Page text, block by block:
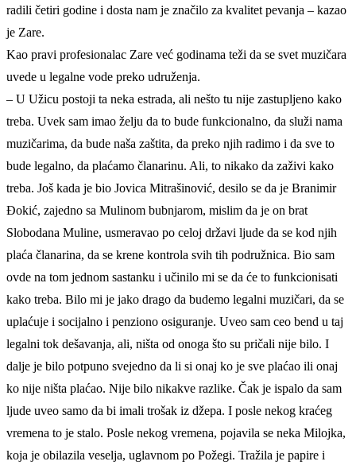
radili četiri godine i dosta nam je značilo za kvalitet pevanja – kazao
je Zare.
Kao pravi profesionalac Zare već godinama teži da se svet muzičara
uvede u legalne vode preko udruženja.
– U Užicu postoji ta neka estrada, ali nešto tu nije zastupljeno kako
treba. Uvek sam imao želju da to bude funkcionalno, da služi nama
muzičarima, da bude naša zaštita, da preko njih radimo i da sve to
bude legalno, da plaćamo članarinu. Ali, to nikako da zaživi kako
treba. Još kada je bio Jovica Mitrašinović, desilo se da je Branimir
Đokić, zajedno sa Mulinom bubnjarom, mislim da je on brat
Slobodana Muline, usmeravao po celoj državi ljude da se kod njih
plaća članarina, da se krene kontrola svih tih podružnica. Bio sam
ovde na tom jednom sastanku i učinilo mi se da će to funkcionisati
kako treba. Bilo mi je jako drago da budemo legalni muzičari, da se
uplaćuje i socijalno i penziono osiguranje. Uveo sam ceo bend u taj
legalni tok dešavanja, ali, ništa od onoga što su pričali nije bilo. I
dalje je bilo potpuno svejedno da li si onaj ko je sve plaćao ili onaj
ko nije ništa plaćao. Nije bilo nikakve razlike. Čak je ispalo da sam
ljude uveo samo da bi imali trošak iz džepa. I posle nekog kraćeg
vremena to je stalo. Posle nekog vremena, pojavila se neka Milojka,
koja je obilazila veselja, uglavnom po Požegi. Tražila je papire i